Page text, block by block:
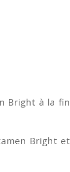
Bright à la fin
Bright et